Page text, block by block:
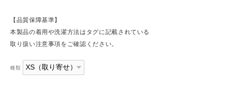
【品質保障基準】
本製品の着用や洗濯方法はタグに記載されている
取り扱い注意事項をご確認ください。
種類